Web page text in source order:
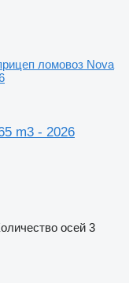
ломовоз Nova
m3 - 2026
осей 3